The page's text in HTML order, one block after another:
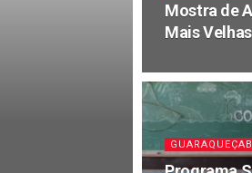
Mostra de
Mais